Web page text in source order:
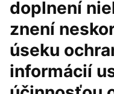
doplnení
znení
úseku
informácií